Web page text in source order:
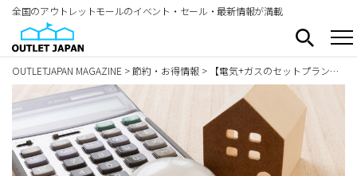
全国のアウトレットモールのイベント・セール・最新情報が満載
OUTLETJAPAN MAGAZINE >節約・お得情報 > 【電気+ガスのセットプラン】あなたにぴったりな会社を徹底比較-地域やメリットデメリットも